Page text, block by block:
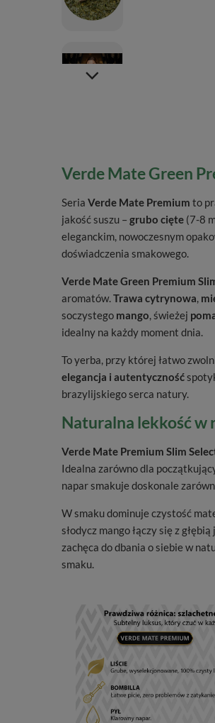
Verde Mate Green
Seria Verde Mate Premium to
jakość suszu – grubo cięte (7-8
eleganckim, nowoczesnym
doświadczenia smakowego.
Verde Mate Green Premium
aromatów.Trawa cytrynowa,
soczystego mango, świeżej
idealny na każdy moment dnia.
To yerba, przy której łatwo
elegancja i autentyczność
brazylijskiego serca natury.
Naturalna lekkość w
Verde Mate Premium Slim
Idealna zarówno dla
napar smakuje doskonale
W smaku dominuje czystość
słodycz mango łączy się z
zachęca do dbania o siebie w
smaku.